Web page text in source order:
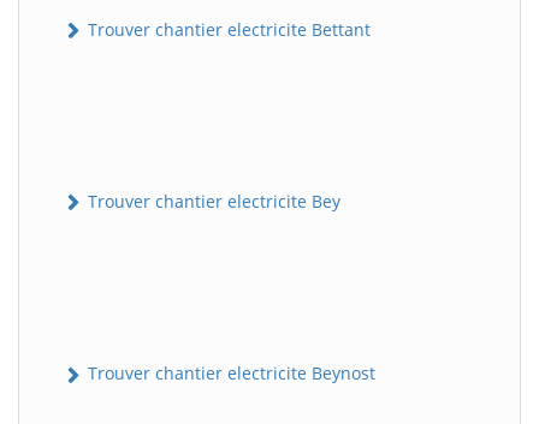
Trouver chantier electricite Bettant
Trouver chantier electricite Bey
Trouver chantier electricite Beynost